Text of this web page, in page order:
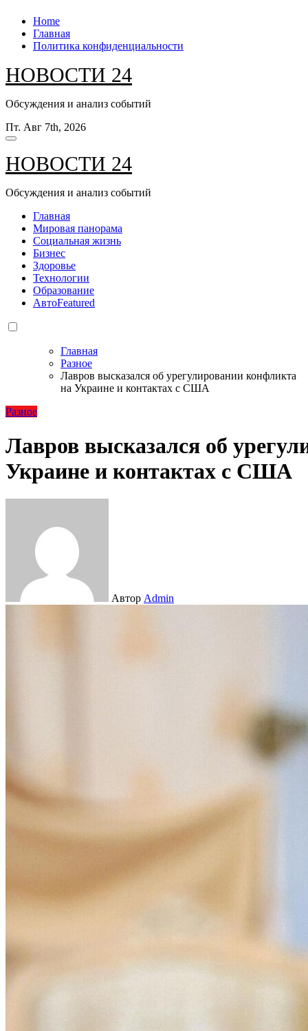
Перейти
содержанию
Home
Главная
Политика конфиденциальности
НОВОСТИ 24
Обсуждения и анализ событий
Пт. Авг 7th, 2026
НОВОСТИ 24
Обсуждения и анализ событий
Главная
Мировая панорама
Социальная жизнь
Бизнес
Здоровье
Технологии
Образование
АвтоFeatured
Главная
Разное
Лавров высказался об урегулировании конфликта
на Украине и контактах с США
Разное
Лавров высказался об
Украине и контактах с США
Автор Admin